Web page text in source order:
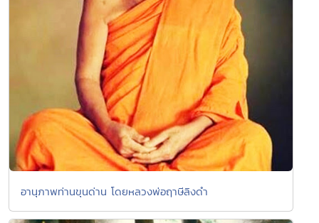
อานุภาพท่านขุนด่าน โดยหลวงพ่อฤาษีลิงดำ